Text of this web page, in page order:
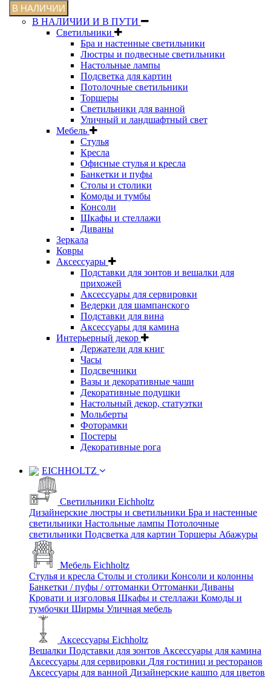
В НАЛИЧИИ
В НАЛИЧИИ И В ПУТИ
Светильники
Бра и настенные светильники
Люстры и подвесные светильники
Настольные лампы
Подсветка для картин
Потолочные светильники
Торшеры
Светильники для ванной
Уличный и ландшафтный свет
Мебель
Стулья
Кресла
Офисные стулья и кресла
Банкетки и пуфы
Столы и столики
Комоды и тумбы
Консоли
Шкафы и стеллажи
Диваны
Зеркала
Ковры
Аксессуары
Подставки для зонтов и вешалки для
прихожей
Аксессуары для сервировки
Ведерки для шампанского
Подставки для вина
Аксессуары для камина
Интерьерный декор
Держатели для книг
Часы
Подсвечники
Вазы и декоративные чаши
Декоративные подушки
Настольный декор, статуэтки
Мольберты
Фоторамки
Постеры
Декоративные рога
EICHHOLTZ
Светильники Eichholtz
Дизайнерские люстры и светильники Бра и настенные
светильники Настольные лампы Потолочные
светильники Подсветка для картин Торшеры Абажуры
Мебель Eichholtz
Стулья и кресла Столы и столики Консоли и колонны
Банкетки / пуфы / оттоманки Оттоманки Диваны
Кровати и изголовья Шкафы и стеллажи Комоды и
тумбочки Ширмы Уличная мебель
Аксессуары Eichholtz
Вешалки Подставки для зонтов Аксессуары для камина
Аксессуары для сервировки Для гостиниц и ресторанов
Аксессуары для ванной Дизайнерские кашпо для цветов